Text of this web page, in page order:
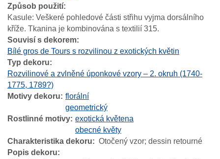
Způsob použití
Kasule: Veškeré pohledové části střihu vyjma dorsálního
kříže. Tkanina je kombinována s textilií 315.
Souvisí s dekorem
Bílé gros de Tours s rozvilinou z exotických květin
Typ dekoru
Rozvilinové a zvlněné úponkové vzory – 2. okruh (1740-
1775, 1789?)
Motivy dekoru
florální
geometrický
Rostlinné motivy exotická květena
obecné květy
Charakteristika dekoru
Otočený vzor; dessin retourné
Popis dekoru